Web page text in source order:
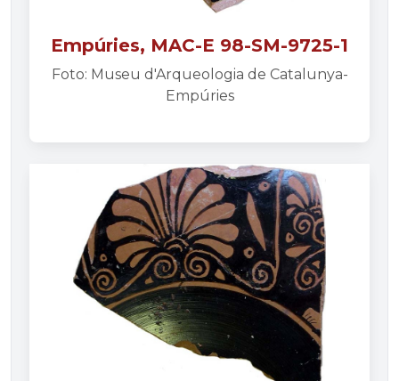
Empúries, MAC-E 98-SM-9725-1
Foto: Museu d'Arqueologia de Catalunya-
Empúries